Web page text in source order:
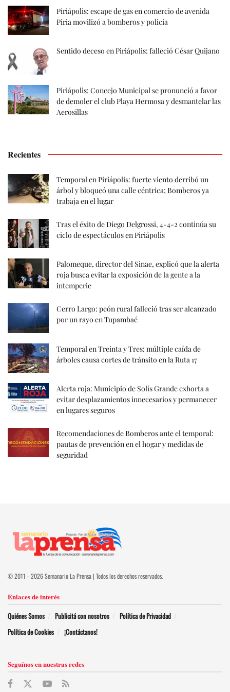
Piriápolis: escape de gas en comercio de avenida
Piria movilizó a bomberos y policía
Sentido deceso en Piriápolis: falleció César Quijano
Piriápolis: Concejo Municipal se pronunció a favor
de demoler el club Playa Hermosa y desmantelar las
Aerosillas
Recientes
Temporal en Piriápolis: fuerte viento derribó un
árbol y bloqueó una calle céntrica; Bomberos ya
trabaja en el lugar
Tras el éxito de Diego Delgrossi, 4-4-2 continúa su
ciclo de espectáculos en Piriápolis
Palomeque, director del Sinae, explicó que la alerta
roja busca evitar la exposición de la gente a la
intemperie
Cerro Largo: peón rural falleció tras ser alcanzado
por un rayo en Tupambaé
Temporal en Treinta y Tres: múltiple caída de
árboles causa cortes de tránsito en la Ruta 17
Alerta roja: Municipio de Solís Grande exhorta a
evitar desplazamientos innecesarios y permanecer
en lugares seguros
Recomendaciones de Bomberos ante el temporal:
pautas de prevención en el hogar y medidas de
seguridad
© 2011 - 2026 Semanario La Prensa | Todos los derechos reservados.
Enlaces de interés
Quiénes Somos Publicitá con nosotros
Política de Privacidad
Política de Cookies
¡Contáctanos!
Seguínos en nuestras redes